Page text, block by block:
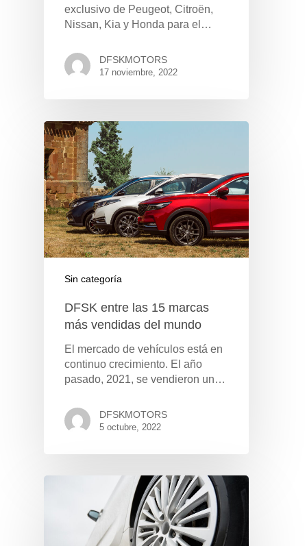
exclusivo de Peugeot, Citroën,
Nissan, Kia y Honda para el…
DFSKMOTORS
17 noviembre, 2022
Sin categoría
DFSK entre las 15 marcas
más vendidas del mundo
El mercado de vehículos está en
continuo crecimiento. El año
pasado, 2021, se vendieron un…
DFSKMOTORS
5 octubre, 2022